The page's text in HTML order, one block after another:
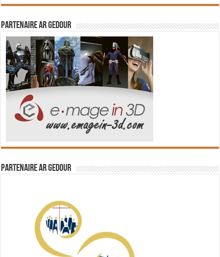
Partenaire Ar Gedour
Partenaire Ar Gedour